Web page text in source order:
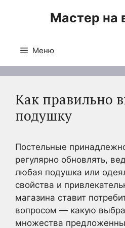
Мастер на
Меню
Как правильно
подушку
Постельные
регулярно обновлять,
любая подушка или
свойства и
магазина ставит
вопросом — какую
множества